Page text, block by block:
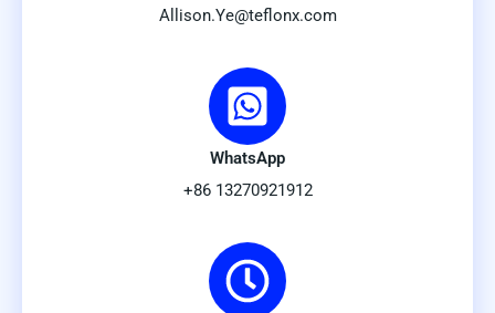
Allison.Ye@teflonx.com
WhatsApp
+86 13270921912